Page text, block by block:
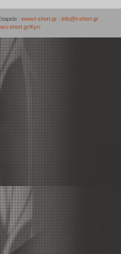
: www.t-short.gr : info@t-short.gr
short.gr/Kyr/